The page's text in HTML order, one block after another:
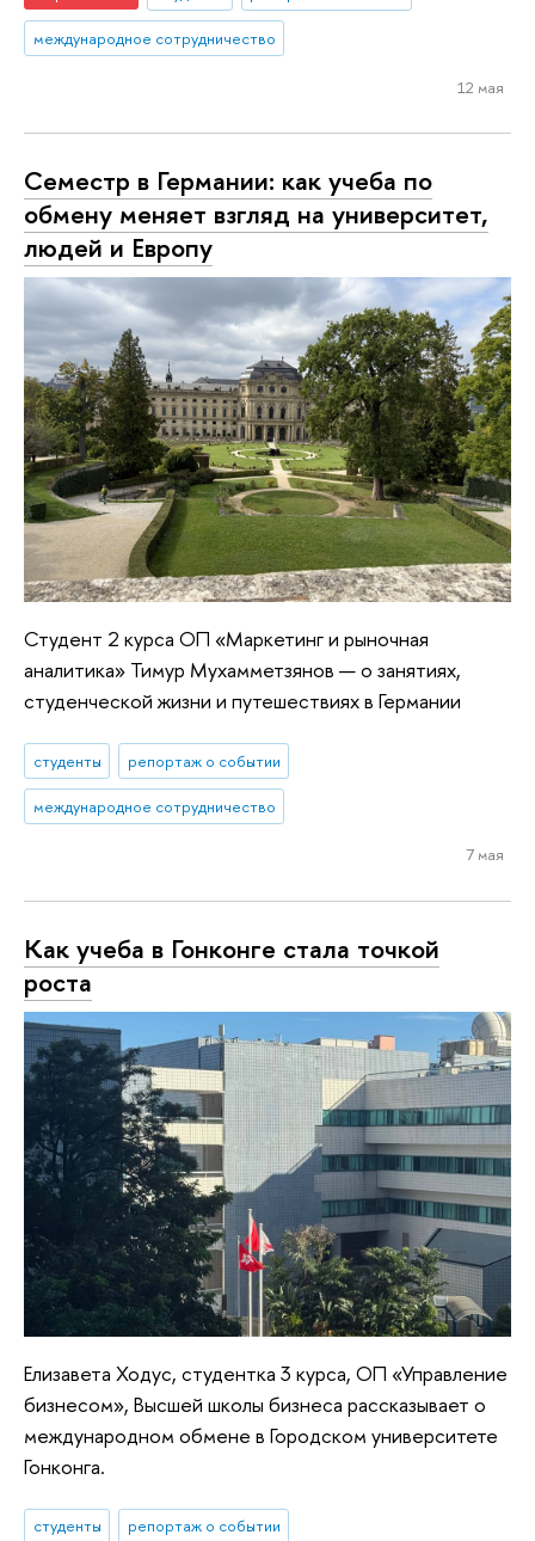
международное сотрудничество
12 мая
Семестр в Германии: как учеба по
обмену меняет взгляд на университет,
людей и Европу
Студент 2 курса ОП «Маркетинг и рыночная
аналитика» Тимур Мухамметзянов — о занятиях,
студенческой жизни и путешествиях в Германии
студенты репортаж о событии
международное сотрудничество
7 мая
Как учеба в Гонконге стала точкой
роста
Елизавета Ходус, студентка 3 курса, ОП «Управление
бизнесом», Высшей школы бизнеса рассказывает о
международном обмене в Городском университете
Гонконга.
студенты репортаж о событии